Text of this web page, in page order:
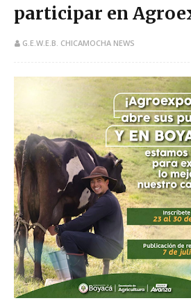
participar en
G.E.W.E.B. CHICAMOCHA NEWS